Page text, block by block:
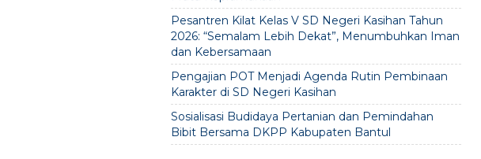
Pesantren Kilat Kelas V SD Negeri Kasihan Tahun
2026: “Semalam Lebih Dekat”, Menumbuhkan Iman
dan Kebersamaan
Pengajian POT Menjadi Agenda Rutin Pembinaan
Karakter di SD Negeri Kasihan
Sosialisasi Budidaya Pertanian dan Pemindahan
Bibit Bersama DKPP Kabupaten Bantul